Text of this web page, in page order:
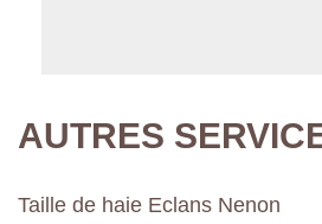
AUTRES
Taille de haie Eclans Nenon